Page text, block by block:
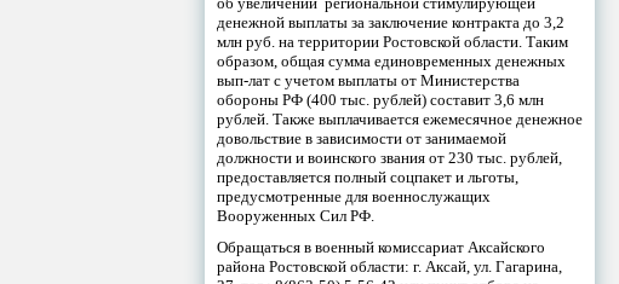
денежной выплаты за заключение контракта до 3,2
млн руб. на территории Ростовской области. Таким
образом, общая сумма единовременных денежных
вып-лат с учетом выплаты от Министерства
обороны РФ (400 тыс. рублей) составит 3,6 млн
рублей. Также выплачивается ежемесячное денежное
довольствие в зависимости от занимаемой
должности и воинского звания от 230 тыс. рублей,
предоставляется полный соцпакет и льготы,
предусмотренные для военнослужащих
Вооруженных Сил РФ.
Обращаться в военный комиссариат Аксайского
района Ростовской области: г. Аксай, ул. Гагарина,